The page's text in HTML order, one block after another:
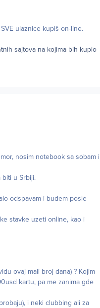
ulaznice kupiš on-line.
sajtova na kojima bih kupio
nosim notebook sa sobam i
biti u Srbiji.
odspavam i budem posle
stavke uzeti online, kao i
ovaj mali broj dana) ? Kojim
kartu, pa me zanima gde
i neki clubbing ali za